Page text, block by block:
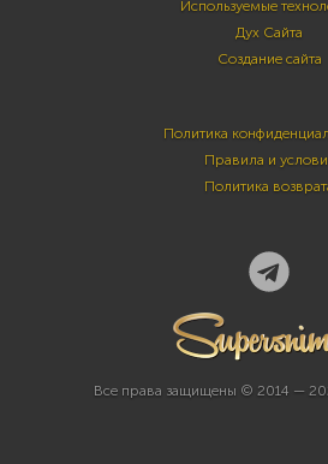
Используемые
Дух Сайта
Создание сайта
Политика
Правила и
Политика
Все права защищены © 2014 —